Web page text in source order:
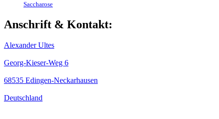
Saccharose
Anschrift & Kontakt:
Alexander Ultes
Georg-Kieser-Weg 6
68535 Edingen-Neckarhausen
Deutschland